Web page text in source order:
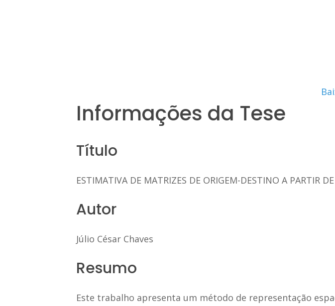
Informações da Tese
Título
ESTIMATIVA DE MATRIZES DE ORIGEM-DESTINO A PARTIR
Autor
Júlio César Chaves
Resumo
Este trabalho apresenta um método de representação